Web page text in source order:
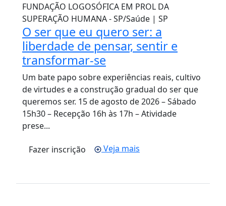
FUNDAÇÃO LOGOSÓFICA EM PROL DA
SUPERAÇÃO HUMANA - SP/Saúde | SP
O ser que eu quero ser: a
liberdade de pensar, sentir e
transformar-se
Um bate papo sobre experiências reais, cultivo
de virtudes e a construção gradual do ser que
queremos ser. 15 de agosto de 2026 – Sábado
15h30 – Recepção 16h às 17h – Atividade
prese...
Fazer inscrição Veja mais